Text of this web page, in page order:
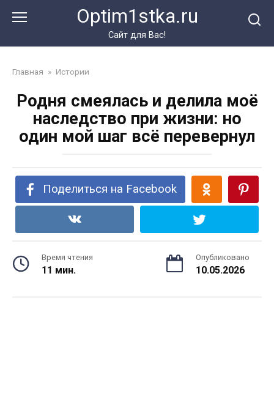
Optim1stka.ru
Сайт для Вас!
Главная » Истории
Родня смеялась и делила моё
наследство при жизни: но
один мой шаг всё перевернул
Поделиться на Facebook
Время чтения
11 мин.
Опубликовано
10.05.2026